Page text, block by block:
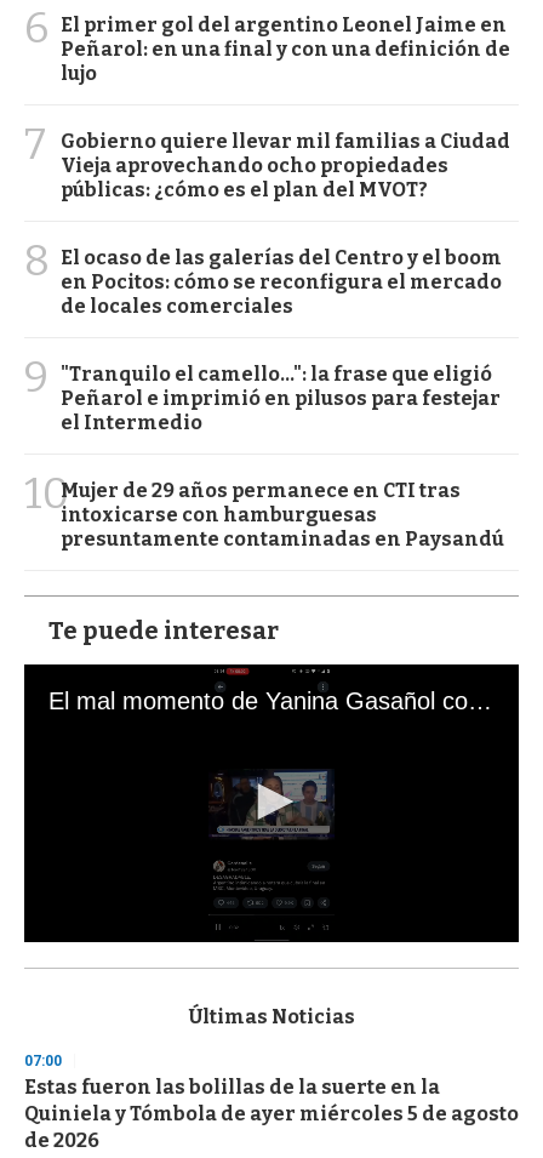
6
El primer gol del argentino Leonel Jaime en
Peñarol: en una final y con una definición de
lujo
7
Gobierno quiere llevar mil familias a Ciudad
Vieja aprovechando ocho propiedades
públicas: ¿cómo es el plan del MVOT?
8
El ocaso de las galerías del Centro y el boom
en Pocitos: cómo se reconfigura el mercado
de locales comerciales
9
"Tranquilo el camello...": la frase que eligió
Peñarol e imprimió en pilusos para festejar
el Intermedio
10Mujer de 29 años permanece en CTI tras
intoxicarse con hamburguesas
presuntamente contaminadas en Paysandú
Te puede interesar
El mal momento de Yanina Gasañol con un hincha argentino en "Subrayado"
s
d
s
o
f
3
Últimas Noticias
07:00
Estas fueron las bolillas de la suerte en la
Quiniela y Tómbola de ayer miércoles 5 de agosto
de 2026